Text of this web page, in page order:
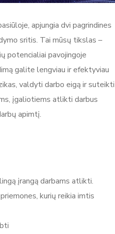
apjungia dvi pagrindines
sritis. Tai mūsų tikslas –
potencialiai pavojingoje
galite lengviau ir efektyviau
valdyti darbo eigą ir suteikti
įgaliotiems atlikti darbus
apimtį.
įrangą darbams atlikti.
kurių reikia imtis